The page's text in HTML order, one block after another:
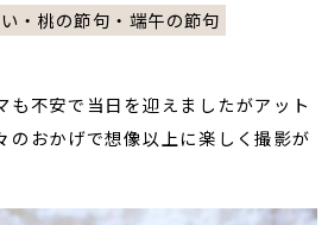
・桃の節句・端午の節句
も不安で当日を迎えましたがアット
のおかげで想像以上に楽しく撮影が